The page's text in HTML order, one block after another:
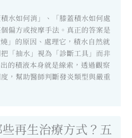
水如何消」、「膝蓋積水如何處
偏方或按摩手法。真正的答案是
」的原因、處理它，積水自然就
「抽水」視為「診斷工具」而非
的積液本身就是線索，透過觀察
，幫助醫師判斷發炎類型與嚴重
再生治療方式？五